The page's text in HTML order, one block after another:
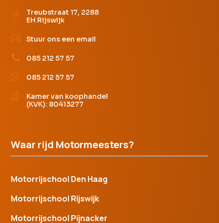

Treubstraat 17, 2288
EH Rijswijk
 Stuur ons een email
 085 212 57 57
 085 212 57 57

Kamer van koophandel
(KVK): 80413277
Waar rijd Motormeesters?
Motorrijschool Den Haag
Motorrijschool Rijswijk
Motorrijschool Pijnacker